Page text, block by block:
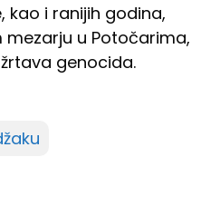
kao i ranijih godina,
mezarju u Potočarima,
genocida.